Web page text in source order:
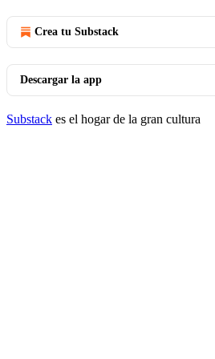
Crea tu Substack
Descargar la app
Substack es el hogar de la gran cultura